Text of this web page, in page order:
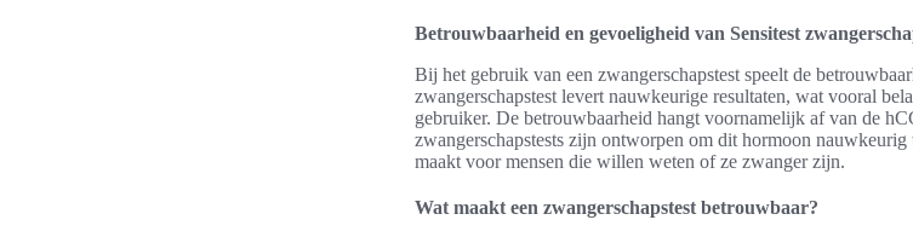
Betrouwbaarheid en gevoeligheid van Sensitest
Bij het gebruik van een zwangerschapstest speelt de
zwangerschapstest levert nauwkeurige resultaten, wat vooral
gebruiker. De betrouwbaarheid hangt voornamelijk af van de
zwangerschapstests zijn ontworpen om dit hormoon nauwkeurig
maakt voor mensen die willen weten of ze zwanger zijn.
Wat maakt een zwangerschapstest betrouwbaar?